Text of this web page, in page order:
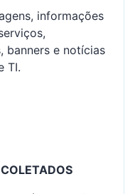
informações
banners e notícias
TI.